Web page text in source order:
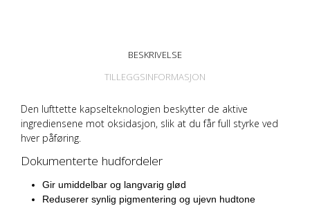
BESKRIVELSE
TILLEGGSINFORMASJON
Den lufttette kapselteknologien beskytter de aktive
ingrediensene mot oksidasjon, slik at du får full styrke ved
hver påføring.
Dokumenterte hudfordeler
Gir umiddelbar og langvarig glød
Reduserer synlig pigmentering og ujevn hudtone